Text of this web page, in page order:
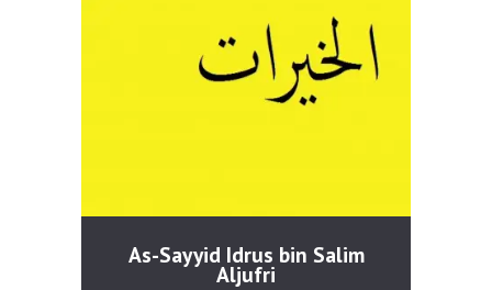
As-Sayyid Idrus bin Salim
Aljufri